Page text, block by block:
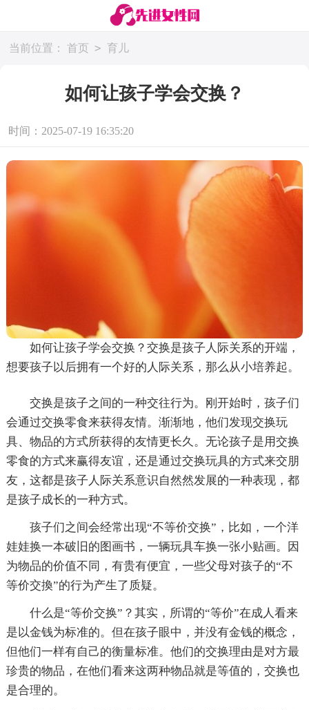
当前位置： 首页 > 育儿
如何让孩子学会交换？
时间：2025-07-19 16:35:20
如何让孩子学会交换？交换是孩子人际关系的开端，
想要孩子以后拥有一个好的人际关系，那么从小培养起。
交换是孩子之间的一种交往行为。刚开始时，孩子们
会通过交换零食来获得友情。渐渐地，他们发现交换玩
具、物品的方式所获得的友情更长久。无论孩子是用交换
零食的方式来赢得友谊，还是通过交换玩具的方式来交朋
友，这都是孩子人际关系意识自然然发展的一种表现，都
是孩子成长的一种方式。
孩子们之间会经常出现“不等价交换”，比如，一个洋
娃娃换一本破旧的图画书，一辆玩具车换一张小贴画。因
为物品的价值不同，有贵有便宜，一些父母对孩子的“不
等价交換”的行为产生了质疑。
什么是“等价交换”？其实，所谓的“等价”在成人看来
是以金钱为标准的。但在孩子眼中，并没有金钱的概念，
但他们一样有自己的衡量标准。他们的交换理由是对方最
珍贵的物品，在他们看来这两种物品就是等值的，交换也
是合理的。